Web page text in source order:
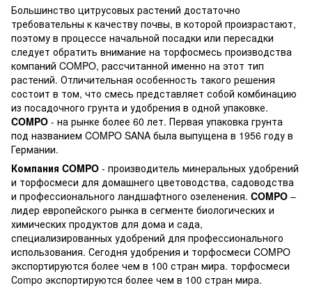
Большинство цитрусовых растений достаточно
требовательны к качеству почвы, в которой произрастают,
поэтому в процессе начальной посадки или пересадки
следует обратить внимание на торфосмесь производства
компаний COMPO, рассчитанной именно на этот тип
растений. Отличительная особенность такого решения
состоит в том, что смесь представляет собой комбинацию
из посадочного грунта и удобрения в одной упаковке.
COMPO - на рынке более 60 лет. Первая упаковка грунта
под названием COMPO SANA была выпущена в 1956 году в
Германии.
Компания COMPO - производитель минеральных удобрений
и торфосмеси для домашнего цветоводства, садоводства
и профессионального ландшафтного озеленения. COMPO –
лидер европейского рынка в сегменте биологических и
химических продуктов для дома и сада,
специализированных удобрений для профессионального
использования. Сегодня удобрения и торфосмеси COMPO
экспортируются более чем в 100 стран мира. торфосмеси
Сompo экспортируются более чем в 100 стран мира.